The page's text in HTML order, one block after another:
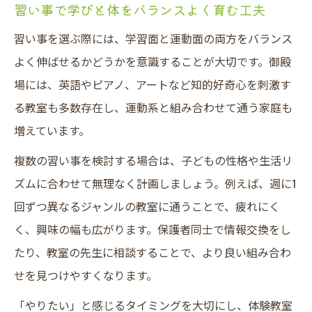
習い事で学びと体をバランスよく育む工夫
習い事を選ぶ際には、学習面と運動面の両方をバランス
よく伸ばせるかどうかを意識することが大切です。御殿
場には、英語やピアノ、アートなど知的好奇心を刺激す
る教室も多数存在し、運動系と組み合わせて通う家庭も
増えています。
複数の習い事を検討する場合は、子どもの性格や生活リ
ズムに合わせて無理なく計画しましょう。例えば、週に1
回ずつ異なるジャンルの教室に通うことで、疲れにく
く、興味の幅も広がります。保護者同士で情報交換をし
たり、教室の先生に相談することで、より良い組み合わ
せを見つけやすくなります。
「やりたい」と感じるタイミングを大切にし、体験教室